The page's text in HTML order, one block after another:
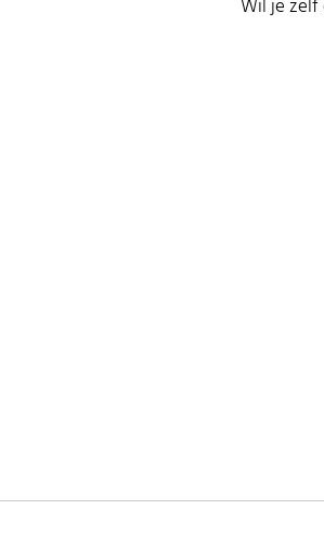
Wil je zelf